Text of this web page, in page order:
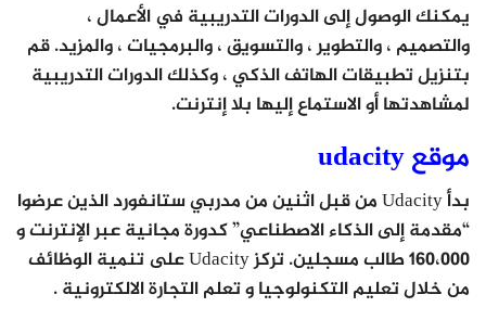
يمكنك الوصول إلى الدورات التدريبية في الأعمال ،
والتصميم ، والتطوير ، والتسويق ، والبرمجيات ، والمزيد. قم
بتنزيل تطبيقات الهاتف الذكي ، وكذلك الدورات التدريبية
لمشاهدتها أو الاستماع إليها بلا إنترنت.
موقع udacity
بدأ Udacity من قبل اثنين من مدربي ستانفورد الذين عرضوا
“مقدمة إلى الذكاء الاصطناعي” كدورة مجانية عبر الإنترنت و
160،000 طالب مسجلين. تركز Udacity على تنمية الوظائف
من خلال تعليم التكنولوجيا و تعلم التجارة الالكترونية .